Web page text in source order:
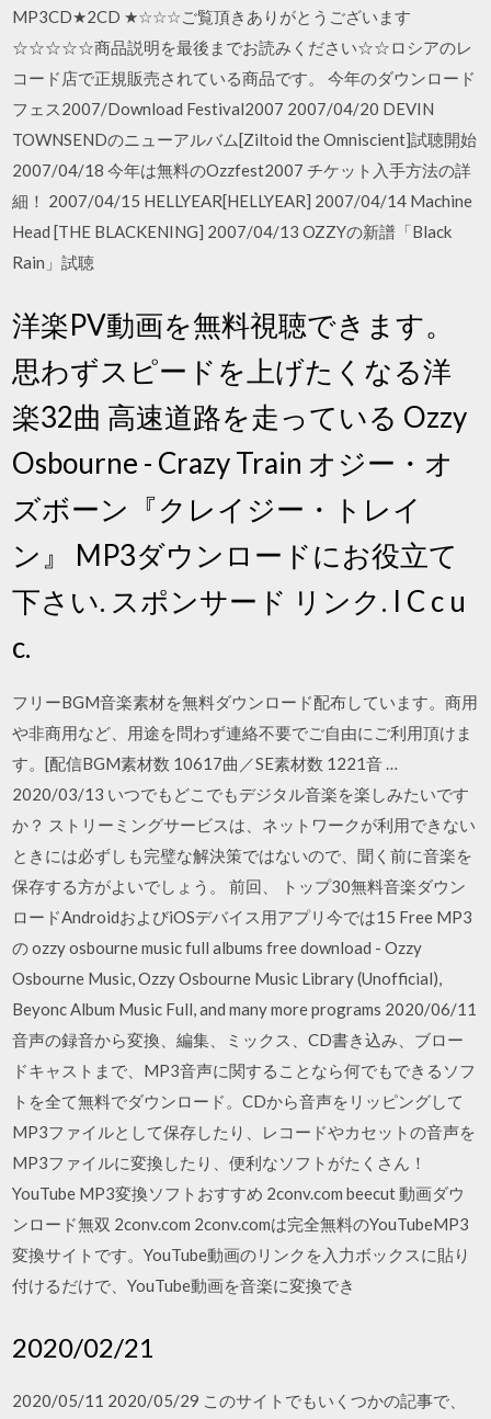
MP3CD★2CD ★☆☆☆ご覧頂きありがとうございます
☆☆☆☆☆商品説明を最後までお読みください☆☆ロシアのレ
コード店で正規販売されている商品です。 今年のダウンロード
フェス2007/Download Festival2007 2007/04/20 DEVIN
TOWNSENDのニューアルバム[Ziltoid the Omniscient]試聴開始
2007/04/18 今年は無料のOzzfest2007 チケット入手方法の詳
細！ 2007/04/15 HELLYEAR[HELLYEAR] 2007/04/14 Machine
Head [THE BLACKENING] 2007/04/13 OZZYの新譜「Black
Rain」試聴
洋楽PV動画を無料視聴できます。
思わずスピードを上げたくなる洋
楽32曲 高速道路を走っている Ozzy
Osbourne - Crazy Train オジー・オ
ズボーン『クレイジー・トレイ
ン』 MP3ダウンロードにお役立て
下さい. スポンサード リンク. I C c u
c.
フリーBGM音楽素材を無料ダウンロード配布しています。商用
や非商用など、用途を問わず連絡不要でご自由にご利用頂けま
す。[配信BGM素材数 10617曲／SE素材数 1221音 …
2020/03/13 いつでもどこでもデジタル音楽を楽しみたいです
か？ ストリーミングサービスは、ネットワークが利用できない
ときには必ずしも完璧な解決策ではないので、聞く前に音楽を
保存する方がよいでしょう。 前回、 トップ30無料音楽ダウン
ロードAndroidおよびiOSデバイス用アプリ今では15 Free MP3
の ozzy osbourne music full albums free download - Ozzy
Osbourne Music, Ozzy Osbourne Music Library (Unofficial),
Beyonc Album Music Full, and many more programs 2020/06/11
音声の録音から変換、編集、ミックス、CD書き込み、ブロー
ドキャストまで、MP3音声に関することなら何でもできるソフ
トを全て無料でダウンロード。CDから音声をリッピングして
MP3ファイルとして保存したり、レコードやカセットの音声を
MP3ファイルに変換したり、便利なソフトがたくさん！
YouTube MP3変換ソフトおすすめ 2conv.com beecut 動画ダウ
ンロード無双 2conv.com 2conv.comは完全無料のYouTubeMP3
変換サイトです。YouTube動画のリンクを入力ボックスに貼り
付けるだけで、YouTube動画を音楽に変換でき
2020/02/21
2020/05/11 2020/05/29 このサイトでもいくつかの記事で、